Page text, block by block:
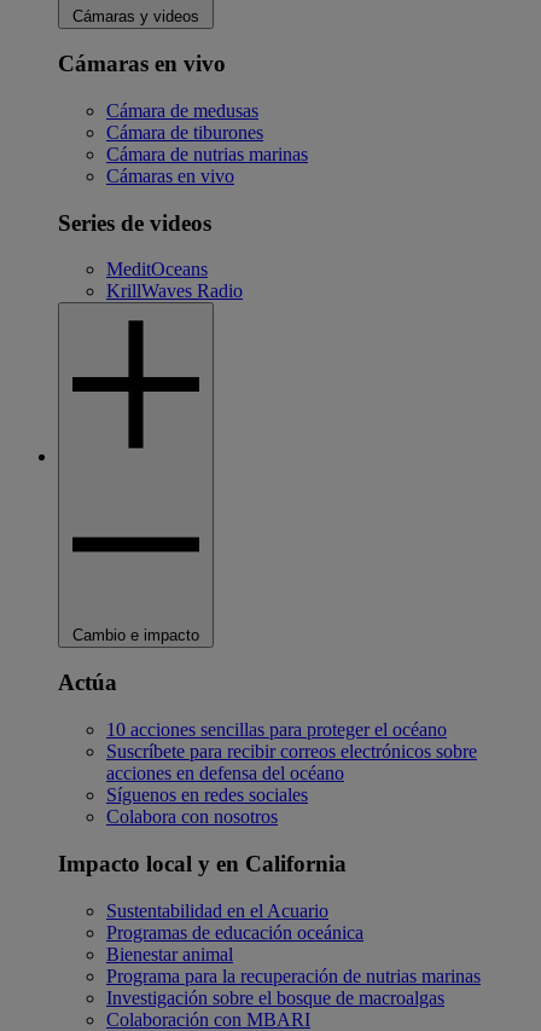
Cámaras y videos
Cámaras en vivo
Cámara de medusas
Cámara de tiburones
Cámara de nutrias marinas
Cámaras en vivo
Series de videos
MeditOceans
KrillWaves Radio
Cambio e impacto
Actúa
10 acciones sencillas para proteger el océano
Suscríbete para recibir correos electrónicos sobre
acciones en defensa del océano
Síguenos en redes sociales
Colabora con nosotros
Impacto local y en California
Sustentabilidad en el Acuario
Programas de educación oceánica
Bienestar animal
Programa para la recuperación de nutrias marinas
Investigación sobre el bosque de macroalgas
Colaboración con MBARI